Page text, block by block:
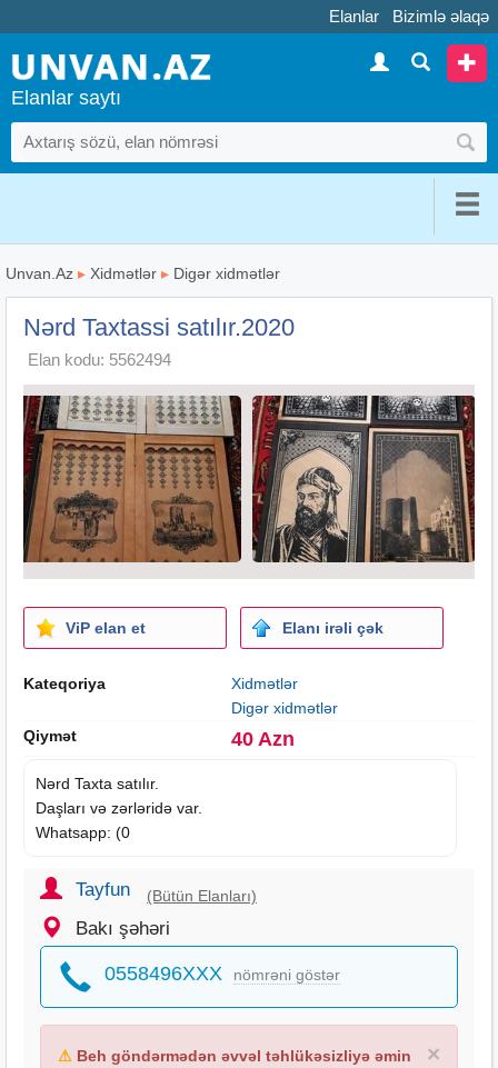
Elanlar Bizimlə əlaqə
Elanlar saytı
Unvan.Az ▸ Xidmətlər ▸ Digər xidmətlər
Nərd Taxtassi satılır.2020
Elan kodu: 5562494
ViP elan et Elanı irəli çək
Kateqoriya
Xidmətlər
Digər xidmətlər
Qiymət
40 Azn
Nərd Taxta satılır.
Daşları və zərləridə var.
Whatsapp: (0
Tayfun (Bütün Elanları)
Bakı şəhəri
0558496XXX nömrəni göstər
×
⚠ Beh göndərmədən əvvəl təhlükəsizliyə əmin